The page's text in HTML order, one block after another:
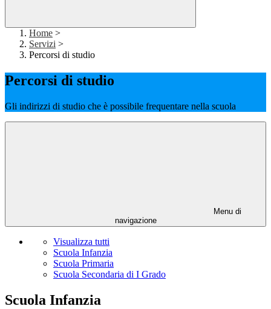
Home >
Servizi >
Percorsi di studio
Percorsi di studio
Gli indirizzi di studio che è possibile frequentare nella scuola
Menu di
navigazione
Visualizza tutti
Scuola Infanzia
Scuola Primaria
Scuola Secondaria di I Grado
Scuola Infanzia